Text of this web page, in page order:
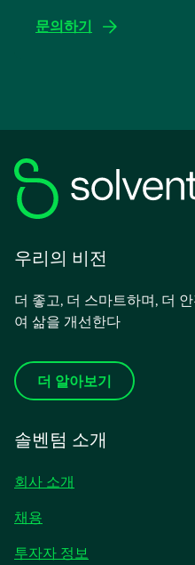
문의하기
우리의 비전
더 좋고, 더 스마트하며, 더
여 삶을 개선한다
더 알아보기
솔벤텀 소개
회사 소개
채용
투자자 정보